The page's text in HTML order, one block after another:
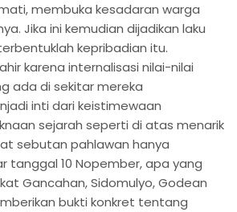
membuka kesadaran warga
Jika ini kemudian dijadikan laku
kepribadian itu.
karena internalisasi nilai-nilai
ada di sekitar mereka
inti dari keistimewaan
sejarah seperti di atas menarik
sebutan pahlawan hanya
tanggal 10 Nopember, apa yang
Gancahan, Sidomulyo, Godean
bukti konkret tentang